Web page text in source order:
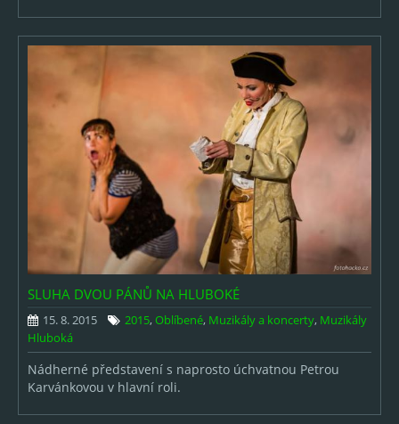
SLUHA DVOU PÁNŮ NA HLUBOKÉ
15. 8. 2015 2015,Oblíbené, Muzikály a koncerty, Muzikály
Hluboká
Nádherné představení s naprosto úchvatnou Petrou
Karvánkovou v hlavní roli.